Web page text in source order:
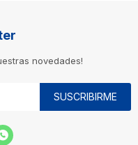
novedades!
SUSCRIBIRME